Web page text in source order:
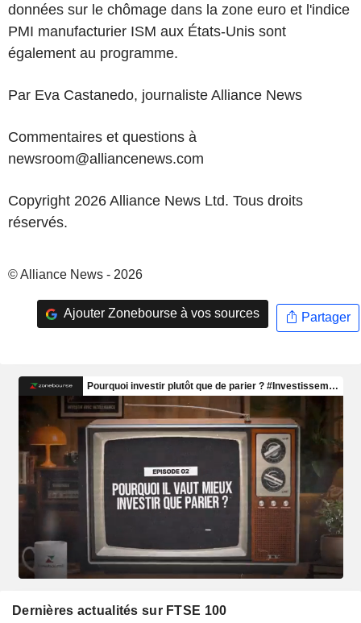
données sur le chômage dans la zone euro et l'indice
PMI manufacturier ISM aux États-Unis sont
également au programme.
Par Eva Castanedo, journaliste Alliance News
Commentaires et questions à
newsroom@alliancenews.com
Copyright 2026 Alliance News Ltd. Tous droits
réservés.
© Alliance News - 2026
Ajouter Zonebourse à vos sources Partager
Dernières actualités sur FTSE 100